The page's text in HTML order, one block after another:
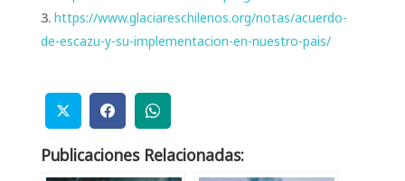
https://www.glaciareschilenos.org/notas/acuerdo-
de-escazu-y-su-implementacion-en-nuestro-pais/
Publicaciones Relacionadas: